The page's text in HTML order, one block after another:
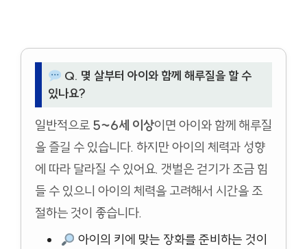
Q. 몇 살부터 아이와 함께 해루질을 할 수
있나요?
일반적으로 5~6세 이상이면 아이와 함께 해루질
을 즐길 수 있습니다. 하지만 아이의 체력과 성향
에 따라 달라질 수 있어요. 갯벌은 걷기가 조금 힘
들 수 있으니 아이의 체력을 고려해서 시간을 조
절하는 것이 좋습니다.
아이의 키에 맞는 장화를 준비하는 것이